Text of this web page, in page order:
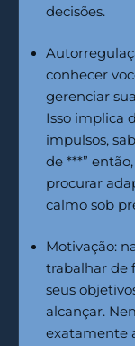
decisões.
conhecer
gerenciar
Isso implica
impulsos,
de ***”
procurar
calmo sob
Motivação:
trabalhar de
seus
alcançar.
exatamente